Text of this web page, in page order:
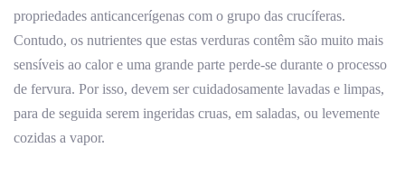
propriedades anticancerígenas com o grupo das crucíferas.
Contudo, os nutrientes que estas verduras contêm são muito mais
sensíveis ao calor e uma grande parte perde-se durante o processo
de fervura. Por isso, devem ser cuidadosamente lavadas e limpas,
para de seguida serem ingeridas cruas, em saladas, ou levemente
cozidas a vapor.